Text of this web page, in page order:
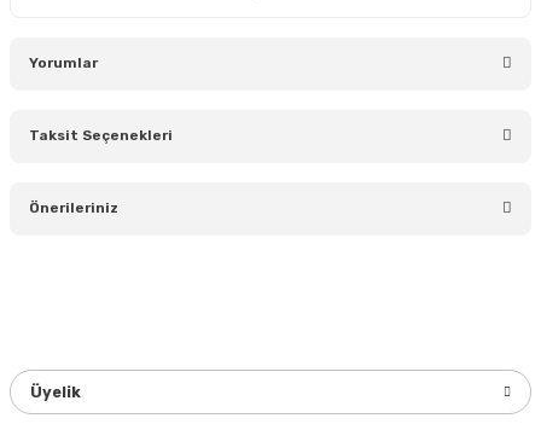
Yorumlar
Taksit Seçenekleri
Önerileriniz
Üyelik